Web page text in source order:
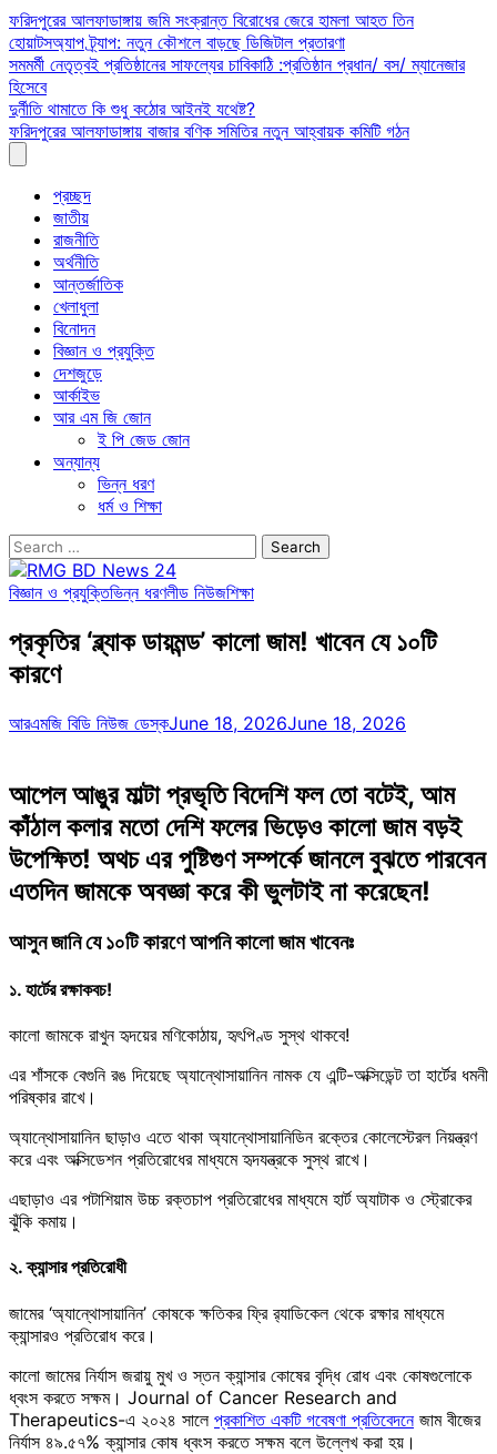
Skip
to
content
ফরিদপুরের আলফাডাঙ্গায় জমি সংক্রান্ত বিরোধের জেরে হামলা আহত তিন
হোয়াটসঅ্যাপ ট্র্যাপ: নতুন কৌশলে বাড়ছে ডিজিটাল প্রতারণা
সমমর্মী নেতৃত্বই প্রতিষ্ঠানের সাফল্যের চাবিকাঠি :প্রতিষ্ঠান প্রধান/ বস/ ম্যানেজার
হিসেবে
দুর্নীতি থামাতে কি শুধু কঠোর আইনই যথেষ্ট?
ফরিদপুরের আলফাডাঙ্গায় বাজার বণিক সমিতির নতুন আহ্বায়ক কমিটি গঠন
প্রচ্ছদ
জাতীয়
রাজনীতি
অর্থনীতি
আন্তর্জাতিক
খেলাধুলা
বিনোদন
বিজ্ঞান ও প্রযুক্তি
দেশজুড়ে
আর্কাইভ
আর এম জি জোন
ই পি জেড জোন
অন্যান্য
ভিন্ন ধরণ
ধর্ম ও শিক্ষা
Search
for:
বিজ্ঞান ও প্রযুক্তিভিন্ন ধরণলীড নিউজশিক্ষা
প্রকৃতির ‘ব্ল্যাক ডায়মন্ড’ কালো জাম! খাবেন যে ১০টি
কারণে
আরএমজি বিডি নিউজ ডেস্কJune 18, 2026June 18, 2026
আপেল আঙুর মাল্টা প্রভৃতি বিদেশি ফল তো বটেই, আম
কাঁঠাল কলার মতো দেশি ফলের ভিড়েও কালো জাম বড়ই
উপেক্ষিত! অথচ এর পুষ্টিগুণ সম্পর্কে জানলে বুঝতে পারবেন
এতদিন জামকে অবজ্ঞা করে কী ভুলটাই না করেছেন!
আসুন জানি যে ১০টি কারণে আপনি কালো জাম খাবেনঃ
১. হার্টের রক্ষাকবচ!
কালো জামকে রাখুন হৃদয়ের মণিকোঠায়, হৃৎপিণ্ড সুস্থ থাকবে!
এর শাঁসকে বেগুনি রঙ দিয়েছে অ্যান্থোসায়ানিন নামক যে এন্টি-অক্সিডেন্ট তা হার্টের ধমনী
পরিষ্কার রাখে।
অ্যান্থোসায়ানিন ছাড়াও এতে থাকা অ্যান্থোসায়ানিডিন রক্তের কোলেস্টেরল নিয়ন্ত্রণ
করে এবং অক্সিডেশন প্রতিরোধের মাধ্যমে হৃদযন্ত্রকে সুস্থ রাখে।
এছাড়াও এর পটাশিয়াম উচ্চ রক্তচাপ প্রতিরোধের মাধ্যমে হার্ট অ্যাটাক ও স্ট্রোকের
ঝুঁকি কমায়।
২. ক্যান্সার প্রতিরোধী
জামের ‘অ্যান্থোসায়ানিন’ কোষকে ক্ষতিকর ফ্রি র‍্যাডিকেল থেকে রক্ষার মাধ্যমে
ক্যান্সারও প্রতিরোধ করে।
কালো জামের নির্যাস জরায়ু মুখ ও স্তন ক্যান্সার কোষের বৃদ্ধি রোধ এবং কোষগুলোকে
ধ্বংস করতে সক্ষম। Journal of Cancer Research and
Therapeutics-এ ২০২৪ সালে প্রকাশিত একটি গবেষণা প্রতিবেদনেজাম বীজের
নির্যাস ৪৯.৫৭% ক্যান্সার কোষ ধ্বংস করতে সক্ষম বলে উল্লেখ করা হয়।